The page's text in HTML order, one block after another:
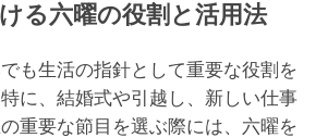
る六曜の役割と活用法
も生活の指針として重要な役割を
に、結婚式や引越し、新しい仕事
重要な節目を選ぶ際には、六曜を